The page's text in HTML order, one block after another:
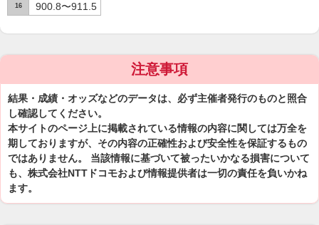
16 900.8〜911.5
注意事項
結果・成績・オッズなどのデータは、必ず主催者発行のものと照合
し確認してください。
本サイトのページ上に掲載されている情報の内容に関しては万全を
期しておりますが、その内容の正確性および安全性を保証するもの
ではありません。 当該情報に基づいて被ったいかなる損害について
も、株式会社NTTドコモおよび情報提供者は一切の責任を負いかね
ます。